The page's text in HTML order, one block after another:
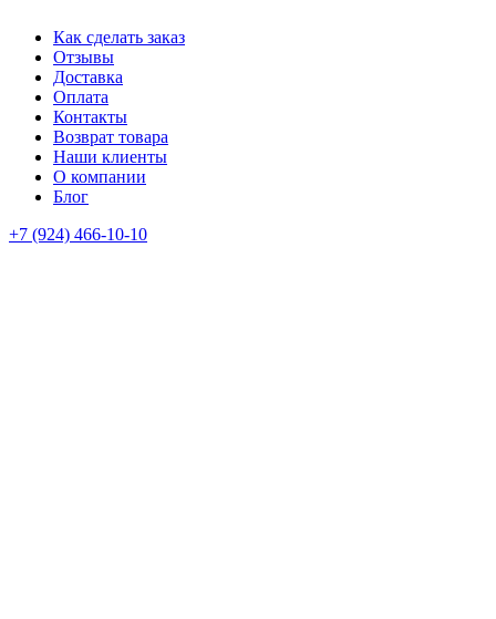
Как сделать заказ
Отзывы
Доставка
Оплата
Контакты
Возврат товара
Наши клиенты
О компании
Блог
+7 (924) 466-10-10